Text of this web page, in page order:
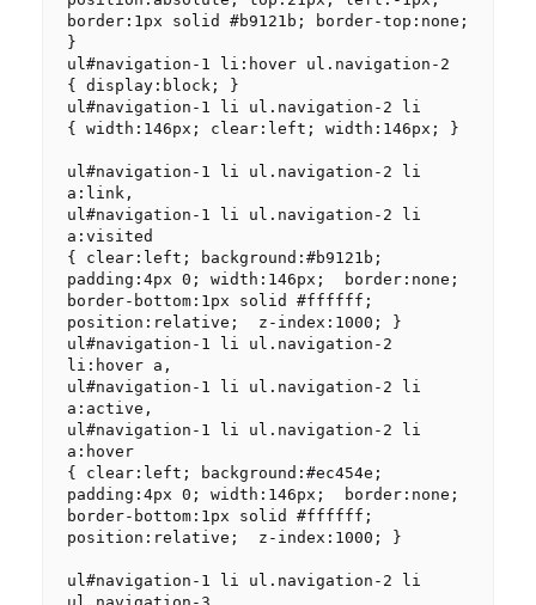
border:1px solid #b9121b; border-top:none;
}
ul#navigation-1 li:hover ul.navigation-2
{ display:block; }
ul#navigation-1 li ul.navigation-2 li
{ width:146px; clear:left; width:146px; }
ul#navigation-1 li ul.navigation-2 li
a:link,
ul#navigation-1 li ul.navigation-2 li
a:visited
{ clear:left; background:#b9121b;
padding:4px 0; width:146px;  border:none;
border-bottom:1px solid #ffffff;
position:relative;  z-index:1000; }
ul#navigation-1 li ul.navigation-2
li:hover a,
ul#navigation-1 li ul.navigation-2 li
a:active,
ul#navigation-1 li ul.navigation-2 li
a:hover
{ clear:left; background:#ec454e;
padding:4px 0; width:146px;  border:none;
border-bottom:1px solid #ffffff;
position:relative;  z-index:1000; }
ul#navigation-1 li ul.navigation-2 li